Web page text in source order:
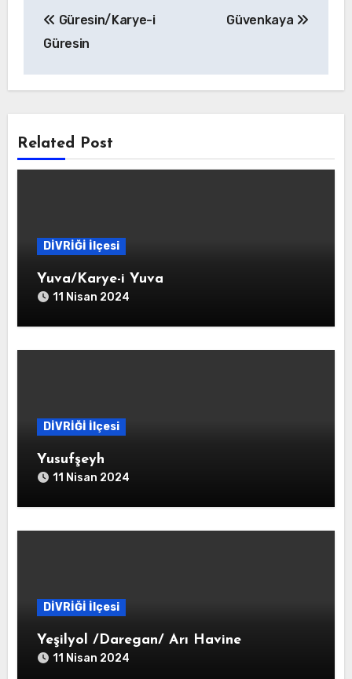
gezinmesi
Güresin/Karye-i
Güresin
Güvenkaya
Related Post
DİVRİĞİ İlçesi
Yuva/Karye-i Yuva
11 Nisan 2024
DİVRİĞİ İlçesi
Yusufşeyh
11 Nisan 2024
DİVRİĞİ İlçesi
Yeşilyol /Daregan/ Arı Havine
11 Nisan 2024